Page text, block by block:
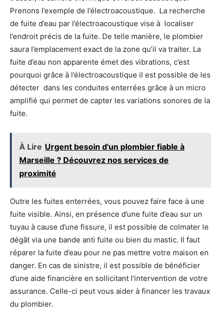
Prenons l’exemple de l’électroacoustique. La recherche
de fuite d’eau par l’électroacoustique vise à localiser
l’endroit précis de la fuite. De telle manière, le plombier
saura l’emplacement exact de la zone qu’il va traiter. La
fuite d’eau non apparente émet des vibrations, c’est
pourquoi grâce à l’électroacoustique il est possible de les
détecter dans les conduites enterrées grâce à un micro
amplifié qui permet de capter les variations sonores de la
fuite.
À Lire Urgent besoin d'un plombier fiable à
Marseille ? Découvrez nos services de
proximité
Outre les fuites enterrées, vous pouvez faire face à une
fuite visible. Ainsi, en présence d’une fuite d’eau sur un
tuyau à cause d’une fissure, il est possible de colmater le
dégât via une bande anti fuite ou bien du mastic. Il faut
réparer la fuite d’eau pour ne pas mettre votre maison en
danger. En cas de sinistre, il est possible de bénéficier
d’une aide financière en sollicitant l’intervention de votre
assurance. Celle-ci peut vous aider à financer les travaux
du plombier.